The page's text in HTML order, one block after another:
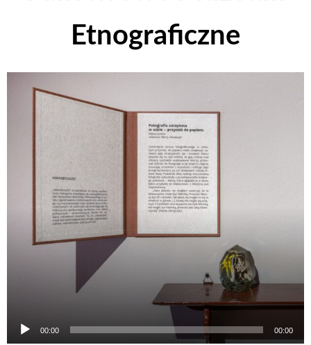
Etnograficzne
00:00 00:00